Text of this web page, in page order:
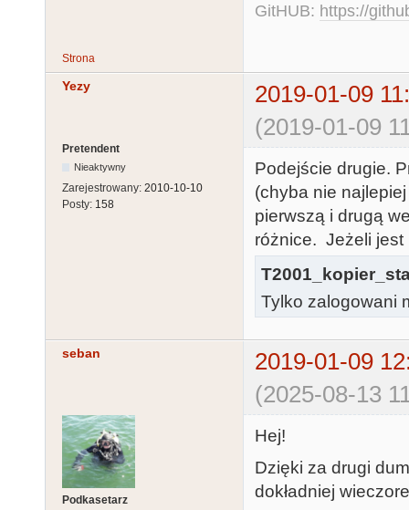
GitHUB: https://
Strona
Yezy
2019-01-09
(2019-01-09
Pretendent
Nieaktywny
Zarejestrowany: 2010-10-10
Posty: 158
Podejście drugie.
(chyba nie
pierwszą i drugą
różnice. Jeżeli jest
Tylko zalogowani
seban
2019-01-09
(2025-08-13
Podkasetarz
Hej!
Dzięki za drugi
dokładniej